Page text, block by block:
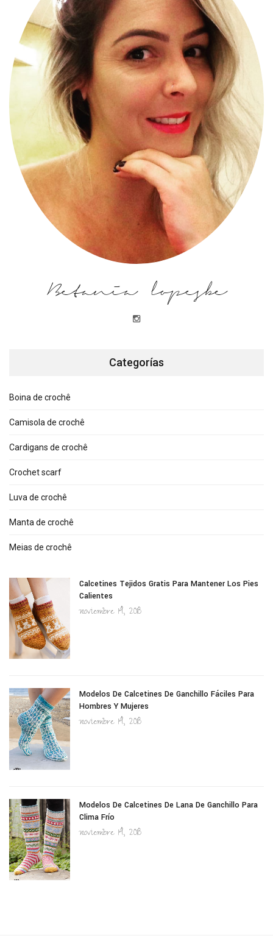
Betania lopesbe
Categorías
Boina de crochê
Camisola de crochê
Cardigans de crochê
Crochet scarf
Luva de crochê
Manta de crochê
Meias de crochê
Calcetines Tejidos Gratis Para Mantener Los Pies
Calientes
noviembre 14, 2018
Modelos De Calcetines De Ganchillo Fáciles Para
Hombres Y Mujeres
noviembre 14, 2018
Modelos De Calcetines De Lana De Ganchillo Para
Clima Frío
noviembre 14, 2018